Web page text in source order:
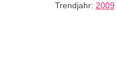
Trendjahr: 2009